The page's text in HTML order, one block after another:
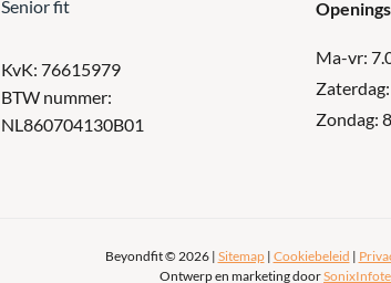
Senior fit
KvK: 76615979
BTW nummer:
NL860704130B01
Ma-vr:
Zondag:
Beyondfit © 2026 | Sitemap| Cookiebeleid |
Ontwerp en marketing door